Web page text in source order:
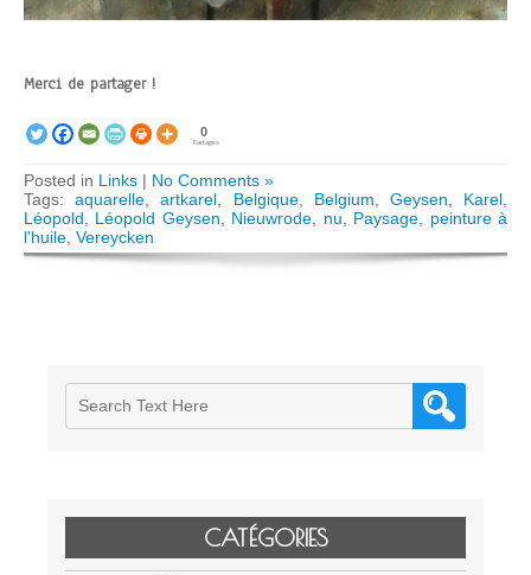
Merci de partager !
0
Partages
Posted in Links | No Comments »
Tags:aquarelle ,artkarel Belgique, Belgium Geysen Karel
Léopold
Léopold Geysen Nieuwrode nu Paysage
peinture à
l'huile Vereycken
CATÉGORIES